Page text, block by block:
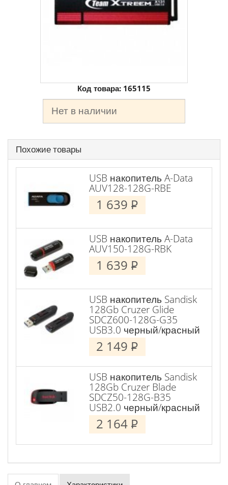
Код товара: 165115
Нет в наличии
Похожие товары
USB накопитель A-Data
AUV128-128G-RBE
1 639 P
USB накопитель A-Data
AUV150-128G-RBK
1 639 P
USB накопитель Sandisk
128Gb Cruzer Glide
SDCZ600-128G-G35
USB3.0 черный/красный
2 149 P
USB накопитель Sandisk
128Gb Cruzer Blade
SDCZ50-128G-B35
USB2.0 черный/красный
2 164 P